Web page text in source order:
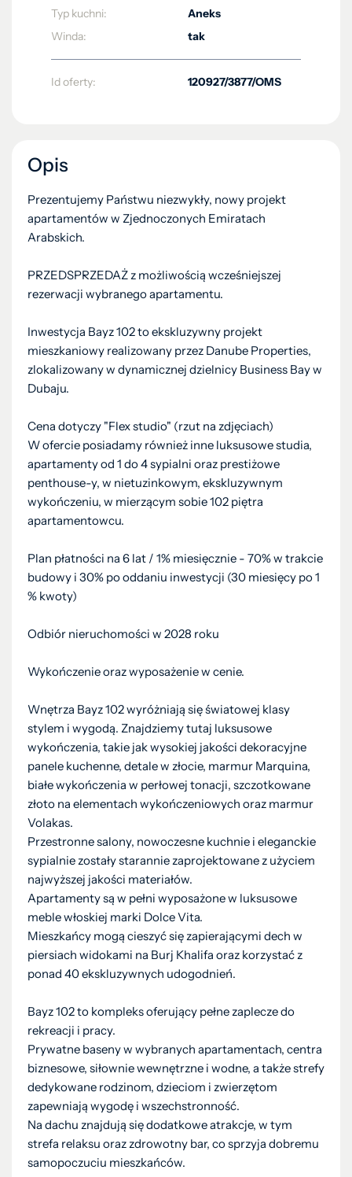
Typ kuchni:
Aneks
Winda:
tak
Id oferty: 120927/3877/OMS
Opis
Prezentujemy Państwu niezwykły, nowy projekt
apartamentów w Zjednoczonych Emiratach
Arabskich.
PRZEDSPRZEDAŻ z możliwością wcześniejszej
rezerwacji wybranego apartamentu.
Inwestycja Bayz 102 to ekskluzywny projekt
mieszkaniowy realizowany przez Danube Properties,
zlokalizowany w dynamicznej dzielnicy Business Bay w
Dubaju.
Cena dotyczy "Flex studio" (rzut na zdjęciach)
W ofercie posiadamy również inne luksusowe studia,
apartamenty od 1 do 4 sypialni oraz prestiżowe
penthouse-y, w nietuzinkowym, ekskluzywnym
wykończeniu, w mierzącym sobie 102 piętra
apartamentowcu.
Plan płatności na 6 lat / 1% miesięcznie - 70% w trakcie
budowy i 30% po oddaniu inwestycji (30 miesięcy po 1
% kwoty)
Odbiór nieruchomości w 2028 roku
Wykończenie oraz wyposażenie w cenie.
Wnętrza Bayz 102 wyróżniają się światowej klasy
stylem i wygodą. Znajdziemy tutaj luksusowe
wykończenia, takie jak wysokiej jakości dekoracyjne
panele kuchenne, detale w złocie, marmur Marquina,
białe wykończenia w perłowej tonacji, szczotkowane
złoto na elementach wykończeniowych oraz marmur
Volakas.
Przestronne salony, nowoczesne kuchnie i eleganckie
sypialnie zostały starannie zaprojektowane z użyciem
najwyższej jakości materiałów.
Apartamenty są w pełni wyposażone w luksusowe
meble włoskiej marki Dolce Vita.
Mieszkańcy mogą cieszyć się zapierającymi dech w
piersiach widokami na Burj Khalifa oraz korzystać z
ponad 40 ekskluzywnych udogodnień.
Bayz 102 to kompleks oferujący pełne zaplecze do
rekreacji i pracy.
Prywatne baseny w wybranych apartamentach, centra
biznesowe, siłownie wewnętrzne i wodne, a także strefy
dedykowane rodzinom, dzieciom i zwierzętom
zapewniają wygodę i wszechstronność.
Na dachu znajdują się dodatkowe atrakcje, w tym
strefa relaksu oraz zdrowotny bar, co sprzyja dobremu
samopoczuciu mieszkańców.